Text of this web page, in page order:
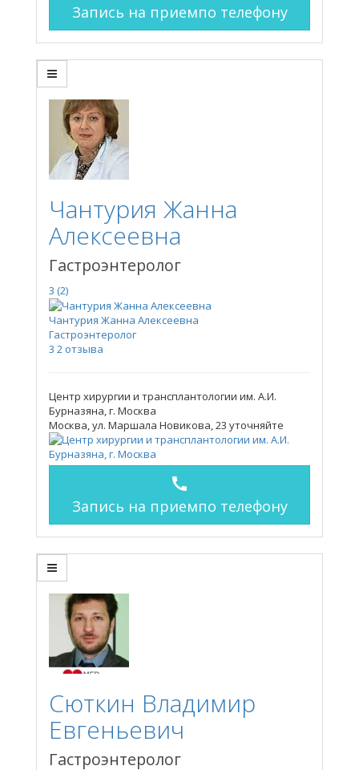
Запись на приемпо телефону
Чантурия Жанна
Алексеевна
Гастроэнтеролог
3 (2)
Чантурия Жанна Алексеевна
Гастроэнтеролог
3 2 отзыва
Центр хирургии и трансплантологии им. А.И.
Бурназяна, г. Москва
Москва, ул. Маршала Новикова, 23 уточняйте
call
Запись на приемпо телефону
Сюткин Владимир
Евгеньевич
Гастроэнтеролог